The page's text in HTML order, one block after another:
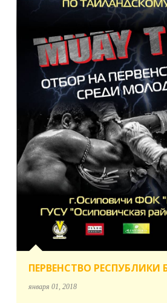
ПЕРВЕНСТВО РЕСПУБЛИКИ
января 01, 2018